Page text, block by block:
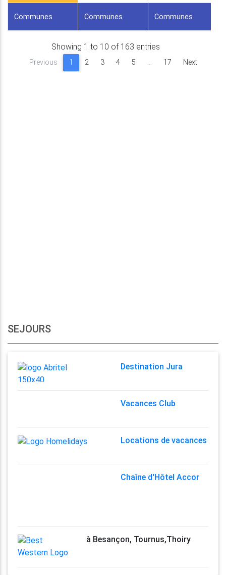
Communes Communes Communes
Showing 1 to 10 of 163 entries
Previous 1 2 3 4 5 … 17 Next
SEJOURS
Destination Jura
Vacances Club
Locations de vacances
Chaîne d'Hôtel Accor
à Besançon, Tournus,Thoiry